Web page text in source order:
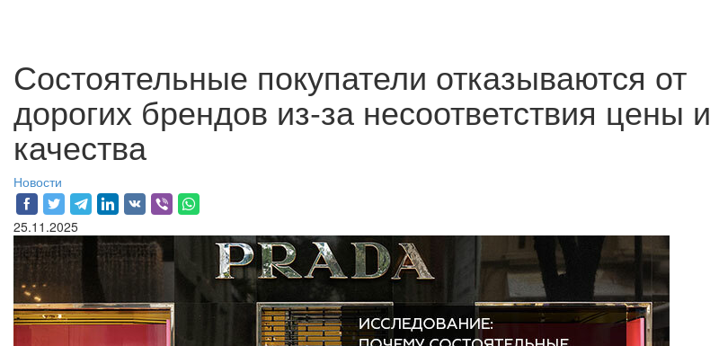
Состоятельные покупатели отказываются от
дорогих брендов из-за несоответствия цены и
качества
Новости
25.11.2025